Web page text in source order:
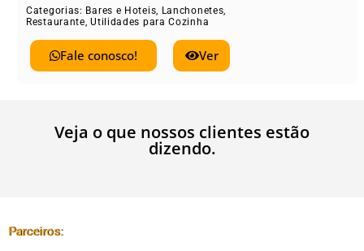
Categorias:Bares e Hoteis,Lanchonetes,
Restaurante,Utilidades para Cozinha
Fale conosco! Ver
Veja o que nossos clientes estão
dizendo.
Parceiros: